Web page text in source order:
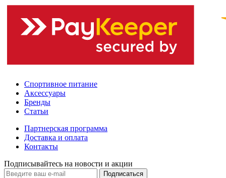
Спортивное питание
Аксессуары
Бренды
Статьи
Партнерская программа
Доставка и оплата
Контакты
Подписывайтесь на новости и акции
Подписаться